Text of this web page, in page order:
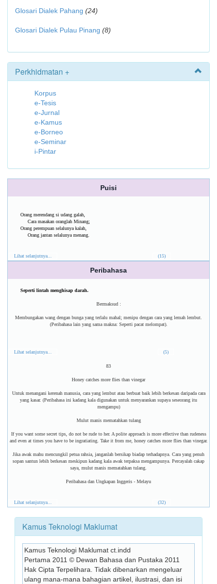
Glosari Dialek Pahang (24)
Glosari Dialek Pulau Pinang (8)
Perkhidmatan +
Korpus
e-Tesis
e-Jurnal
e-Kamus
e-Borneo
e-Seminar
i-Pintar
Puisi
Orang merendang si udang galah,
Cara masakan oranglah Minang;
Orang perempuan selalunya kalah,
Orang jantan selalunya menang.
Lihat selanjutnya... (15)
Peribahasa
Seperti lintah menghisap darah.
Bermaksud :
Membungakan wang dengan bunga yang terlalu mahal; menipu dengan cara yang lemah lembut.
(Peribahasa lain yang sama makna: Seperti pacat melompat).
Lihat selanjutnya... (5)
83
Honey catches more flies than vinegar
Untuk menangani kerenah manusia, cara yang lembut atau berbuat baik lebih berkesan daripada cara
yang kasar. (Peribahasa ini kadang kala digunakan untuk menyarankan supaya seseorang itu
mengampu)
Mulut manis mematahkan tulang
If you want some secret tips, do not be rude to her. A polite approach is more effective than rudeness
and even at times you have to be ingratiating. Take it from me, honey catches more flies than vinegar.
Jika awak mahu mencungkil petua rahsia, janganlah bersikap biadap terhadapnya. Cara yang penuh
sopan santun lebih berkesan meskipun kadang kala awak terpaksa mengampunya. Percayalah cakap
saya, mulut manis mematahkan tulang.
Peribahasa dan Ungkapan Inggeris - Melayu
Lihat selanjutnya... (32)
Kamus Teknologi Maklumat
Kamus Teknologi Maklumat ct.indd
Pertama 2011 © Dewan Bahasa dan Pustaka 2011
Hak Cipta Terpelihara. Tidak dibenarkan mengeluar
ulang mana-mana bahagian artikel, ilustrasi, dan isi